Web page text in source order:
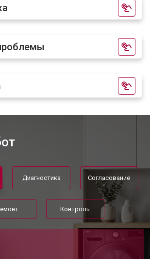
Диагностика Согласование
Контроль